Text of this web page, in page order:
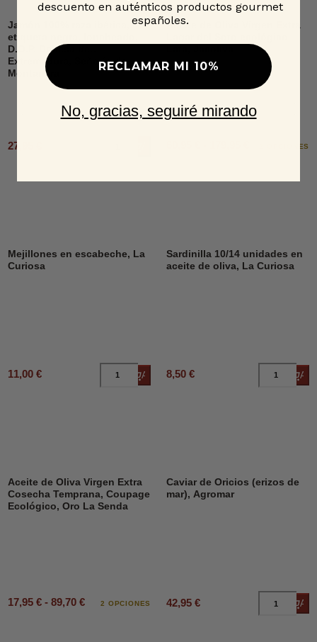
Jamón 100% raza ibérica,
etiqueta negra, loncheado,
D.O.P. Dehesa de
Extremadura, Señorío de
Montanera
27,95 €
Aceite de Oliva Virgen Extra
2 OPCIONES
Mejillones en escabeche, La
Curiosa
11,00 € Añadir al carrito
Sardinilla 10/14 unidades en
aceite de oliva, La Curiosa
8,50 €
Aceite de Oliva Virgen Extra
Cosecha Temprana, Coupage
Ecológico, Oro La Senda
17,95 € - 89,70 € 2 OPCIONES
Caviar de Oricios (erizos de
mar), Agromar
42,95 €
descuento en auténticos productos gourmet
españoles.
RECLAMAR MI 10%
No, gracias, seguiré mirando